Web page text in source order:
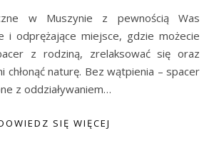
i odprężające miejsce, gdzie możecie
z rodziną, zrelaksować się oraz
chłonąć naturę. Bez wątpienia – spacer
z oddziaływaniem…
SIĘ WIĘCEJ